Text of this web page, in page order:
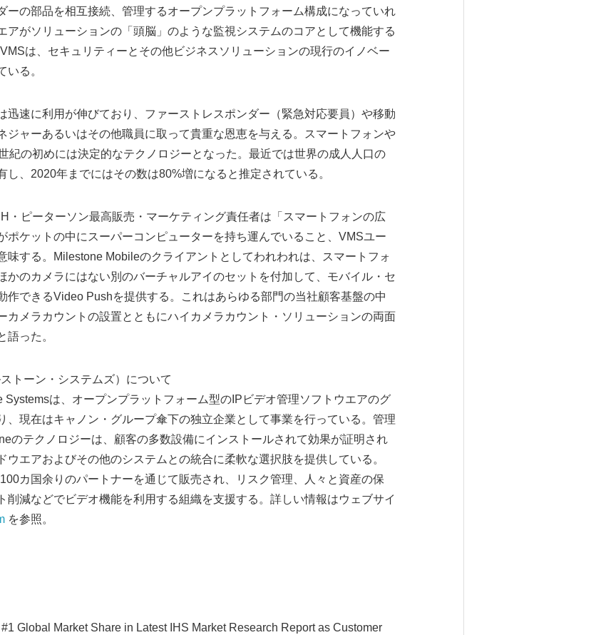
ーの部品を相互接続、管理するオープンプラットフォーム構成になっていれ
アがソリューションの「頭脳」のような監視システムのコアとして機能する
は、セキュリティーとその他ビジネスソリューションの現行のイノベー
いる。
迅速に利用が伸びており、ファーストレスポンダー（緊急対応要員）や移動
ジャーあるいはその他職員に取って貴重な恩恵を与える。スマートフォンや
紀の初めには決定的なテクノロジーとなった。最近では世界の成人人口の
し、2020年までにはその数は80%増になると推定されている。
・ピーターソン最高販売・マーケティング責任者は「スマートフォンの広
ポケットの中にスーパーコンピューターを持ち運んでいること、VMSユー
味する。Milestone Mobileのクライアントとしてわれわれは、スマートフォ
かのカメラにはない別のバーチャルアイのセットを付加して、モバイル・セ
作できるVideo Pushを提供する。これはあらゆる部門の当社顧客基盤の中
カメラカウントの設置とともにハイカメラカウント・ソリューションの両面
語った。
トーン・システムズ）について
Systemsは、オープンプラットフォーム型のIPビデオ管理ソフトウエアのグ
、現在はキャノン・グループ傘下の独立企業として事業を行っている。管理
のテクノロジーは、顧客の多数設備にインストールされて効果が証明され
ウエアおよびその他のシステムとの統合に柔軟な選択肢を提供している。
カ国余りのパートナーを通じて販売され、リスク管理、人々と資産の保
削減などでビデオ機能を利用する組織を支援する。詳しい情報はウェブサイ
を参照。
Global Market Share in Latest IHS Market Research Report as Customer